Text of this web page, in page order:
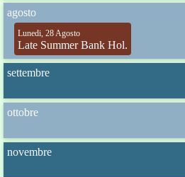
agosto
Lunedi, 28 Agosto
Late Summer Bank Hol.
settembre
ottobre
novembre